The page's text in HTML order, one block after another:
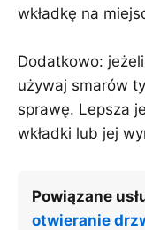
wkładkę na
Dodatkowo:
używaj smarów
sprawę. Lepsza
wkładki lub jej
Powiązane
otwieranie